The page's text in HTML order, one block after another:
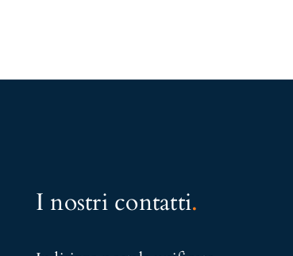
I nostri contatti.